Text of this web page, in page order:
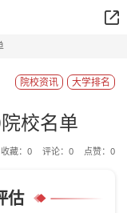
大学排名
院校资讯
校名单
收藏： 0 评论： 0 点赞： 0
估